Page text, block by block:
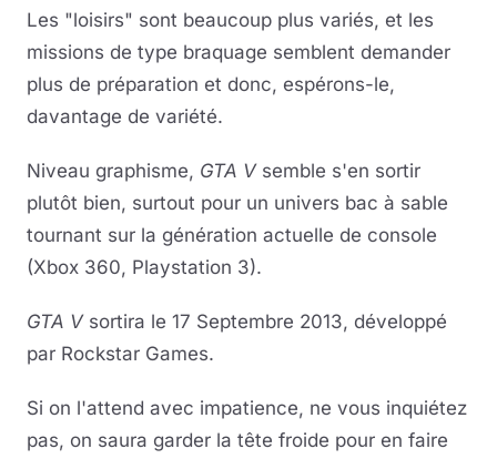
YouTube · le lecteur se charge au clic
Les "loisirs" sont beaucoup plus variés, et les
missions de type braquage semblent demander
plus de préparation et donc, espérons-le,
davantage de variété.
Niveau graphisme, GTA Vsemble s'en sortir
plutôt bien, surtout pour un univers bac à sable
tournant sur la génération actuelle de console
(Xbox 360, Playstation 3).
GTA Vsortira le 17 Septembre 2013, développé
par Rockstar Games.
Si on l'attend avec impatience, ne vous inquiétez
pas, on saura garder la tête froide pour en faire